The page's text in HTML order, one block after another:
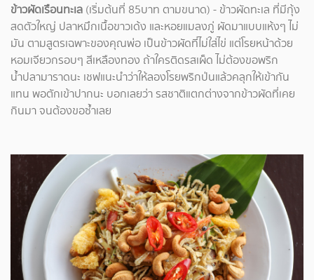
ข้าวผัดเรือนทะเล (เริ่มต้นที่ 85บาท ตามขนาด) - ข้าวผัดทะเล ที่มีกุ้ง
สดตัวใหญ่ ปลาหมึกเนื้อขาวเด้ง และหอยแมลงภู่ ผัดมาแบบแห้งๆ ไม่
มัน ตามสูตรเฉพาะของคุณพ่อ เป็นข้าวผัดที่ไม่ใส่ไข่ แต่โรยหน้าด้วย
หอมเจียวกรอบๆ สีเหลืองทอง ถ้าใครติดรสเผ็ด ไม่ต้องขอพริก
น้ำปลามาราดนะ เชฟแนะนำว่าให้ลองโรยพริกป่นแล้วคลุกให้เข้ากัน
แทน พอตักเข้าปากนะ บอกเลยว่า รสชาติแตกต่างจากข้าวผัดที่เคย
กินมา จนต้องขอซ้ำเลย